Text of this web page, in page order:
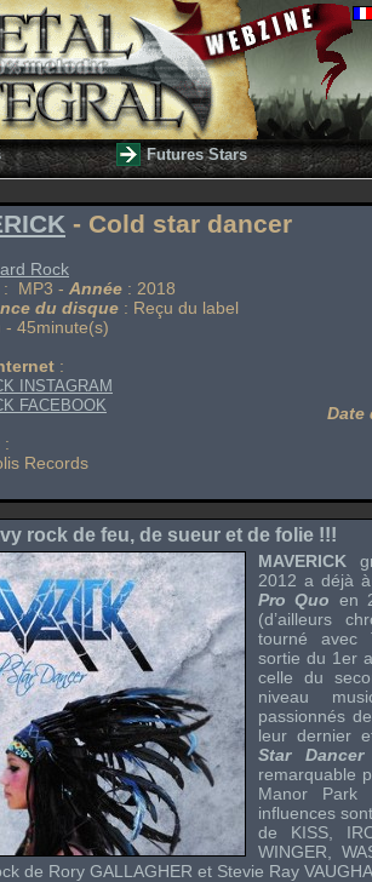
Futures Stars
- Cold star dancer
Rock
: MP3 - Année : 2018
du disque : Reçu du label
- 45minute(s)
:
INSTAGRAM
FACEBOOK
:
Records
Date
rock de feu, de sueur et de folie !!!
MAVERICK
2012 a déjà
Pro Quo en
(d’ailleurs
tourné avec
sortie du 1er
celle du
niveau
passionnés
leur dernier
Star Dancer
remarquable
Manor Park
influences
de KISS,
WINGER,
de Rory GALLAGHER et Stevie Ray